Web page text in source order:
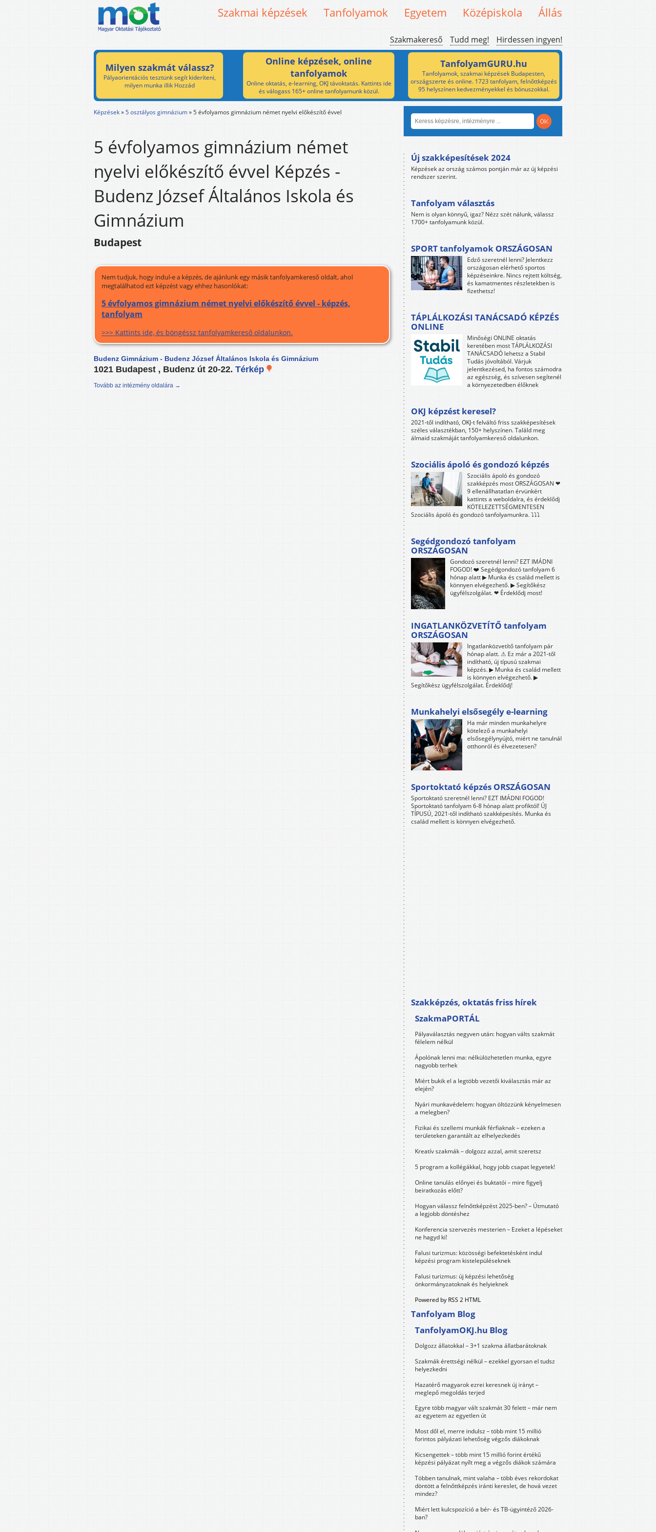
Szakmai képzések Tanfolyamok Egyetem Középiskola Állás
Szakmakereső Tudd meg! Hirdessen ingyen!
Milyen szakmát válassz?
Pályaorientációs tesztünk segít kideríteni,
milyen munka illik Hozzád
Online képzések, online
tanfolyamok
Online oktatás, e-learning, OKJ távoktatás. Kattints ide
és válogass 165+ online tanfolyamunk közül.
TanfolyamGURU.hu
Tanfolyamok, szakmai képzések Budapesten,
országszerte és online. 1723 tanfolyam, felnőttképzés
95 helyszínen kedvezményekkel és bónuszokkal.
Képzések»5 osztályos gimnázium»5 évfolyamos gimnázium német nyelvi előkészítő évvel
5 évfolyamos gimnázium német
nyelvi előkészítő évvel Képzés -
Budenz József Általános Iskola és
Gimnázium
Budapest
Nem tudjuk, hogy indul-e a képzés, de ajánlunk egy másik tanfolyamkereső oldalt, ahol
megtalálhatod ezt képzést vagy ehhez hasonlókat:
5 évfolyamos gimnázium német nyelvi előkészítő évvel - képzés,
tanfolyam
>>> Kattints ide, és böngéssz tanfolyamkereső oldalunkon.
Budenz Gimnázium - Budenz József Általános Iskola és Gimnázium
1021 Budapest , Budenz út 20-22. Térkép
Tovább az intézmény oldalára →
Új szakképesítések 2024
Képzések az ország számos pontján már az új képzési
rendszer szerint.
Tanfolyam választás
Nem is olyan könnyű, igaz? Nézz szét nálunk, válassz
1700+ tanfolyamunk közül.
SPORT tanfolyamok ORSZÁGOSAN
Edző szeretnél lenni? Jelentkezz
országosan elérhető sportos
képzéseinkre. Nincs rejtett költség,
és kamatmentes részletekben is
fizethetsz!
TÁPLÁLKOZÁSI TANÁCSADÓ KÉPZÉS
ONLINE
Minőségi ONLINE oktatás
keretében most TÁPLÁLKOZÁSI
TANÁCSADÓ lehetsz a Stabil
Tudás jóvoltából. Várjuk
jelentkezésed, ha fontos számodra
az egészség, és szívesen segítenél
a környezetedben élőknek
OKJ képzést keresel?
2021-től indítható, OKJ-t felváltó friss szakképesítések
széles választékban, 150+ helyszínen. Találd meg
álmaid szakmáját tanfolyamkereső oldalunkon.
Szociális ápoló és gondozó képzés
Szociális ápoló és gondozó
szakképzés most ORSZÁGOSAN ❤
9 ellenállhatatlan érvünkért
kattints a weboldalra, és érdeklődj
KÖTELEZETTSÉGMENTESEN
Szociális ápoló és gondozó tanfolyamunkra. ⤵⤵⤵
Segédgondozó tanfolyam
ORSZÁGOSAN
Gondozó szeretnél lenni? EZT IMÁDNI
FOGOD! ❤️ Segédgondozó tanfolyam 6
hónap alatt ▶ Munka és család mellett is
könnyen elvégezhető. ▶ Segítőkész
ügyfélszolgálat. ❤ Érdeklődj most!
INGATLANKÖZVETÍTŐ tanfolyam
ORSZÁGOSAN
Ingatlanközvetítő tanfolyam pár
hónap alatt. ⚠ Ez már a 2021-től
indítható, új típusú szakmai
képzés. ▶ Munka és család mellett
is könnyen elvégezhető. ▶
Segítőkész ügyfélszolgálat. Érdeklődj!
Munkahelyi elsősegély e-learning
Ha már minden munkahelyre
kötelező a munkahelyi
elsősegélynyújtó, miért ne tanulnál
otthonról és élvezetesen?
Sportoktató képzés ORSZÁGOSAN
Sportoktató szeretnél lenni? EZT IMÁDNI FOGOD!
Sportoktató tanfolyam 6-8 hónap alatt profiktól! ÚJ
TÍPUSÚ, 2021-től indítható szakképesítés. Munka és
család mellett is könnyen elvégezhető.
Szakképzés, oktatás friss hírek
SzakmaPORTÁL
Pályaválasztás negyven után: hogyan válts szakmát
félelem nélkül
Ápolónak lenni ma: nélkülözhetetlen munka, egyre
nagyobb terhek
Miért bukik el a legtöbb vezetői kiválasztás már az
elején?
Nyári munkavédelem: hogyan öltözzünk kényelmesen
a melegben?
Fizikai és szellemi munkák férfiaknak – ezeken a
területeken garantált az elhelyezkedés
Kreatív szakmák – dolgozz azzal, amit szeretsz
5 program a kollégákkal, hogy jobb csapat legyetek!
Online tanulás előnyei és buktatói – mire figyelj
beiratkozás előtt?
Hogyan válassz felnőttképzést 2025-ben? – Útmutató
a legjobb döntéshez
Konferencia szervezés mesterien – Ezeket a lépéseket
ne hagyd ki!
Falusi turizmus: közösségi befektetésként indul
képzési program kistelepüléseknek
Falusi turizmus: új képzési lehetőség
önkormányzatoknak és helyieknek
Powered by RSS 2 HTML
Tanfolyam Blog
TanfolyamOKJ.hu Blog
Dolgozz állatokkal – 3+1 szakma állatbarátoknak
Szakmák érettségi nélkül – ezekkel gyorsan el tudsz
helyezkedni
Hazatérő magyarok ezrei keresnek új irányt –
meglepő megoldás terjed
Egyre több magyar vált szakmát 30 felett – már nem
az egyetem az egyetlen út
Most dől el, merre indulsz – több mint 15 millió
forintos pályázati lehetőség végzős diákoknak
Kicsengettek – több mint 15 millió forint értékű
képzési pályázat nyílt meg a végzős diákok számára
Többen tanulnak, mint valaha – több éves rekordokat
döntött a felnőttképzés iránti kereslet, de hová vezet
mindez?
Miért lett kulcspozíció a bér- és TB-ügyintéző 2026-
ban?